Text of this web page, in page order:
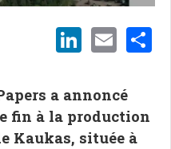
a annoncé
fin à la production
Kaukas, située à